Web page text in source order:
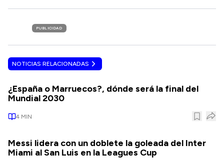
PUBLICIDAD
NOTICIAS RELACIONADAS
¿España o Marruecos?, dónde será la final del
Mundial 2030
4 MIN
Messi lidera con un doblete la goleada del Inter
Miami al San Luis en la Leagues Cup